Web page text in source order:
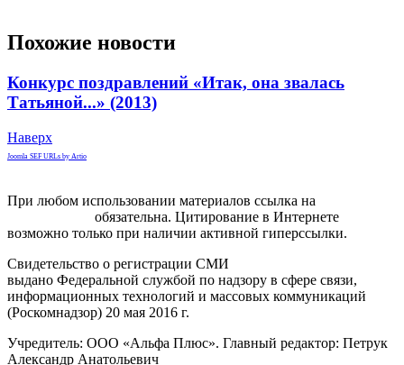
Похожие новости
Конкурс поздравлений «Итак, она звалась
Татьяной...» (2013)
Наверх
Joomla SEF URLs by Artio
При любом использовании материалов ссылка на
обязательна. Цитирование в Интернете
возможно только при наличии активной гиперссылки.
Свидетельство о регистрации СМИ
выдано Федеральной службой по надзору в сфере связи,
информационных технологий и массовых коммуникаций
(Роскомнадзор) 20 мая 2016 г.
Учредитель: ООО «Альфа Плюс». Главный редактор: Петрук
Александр Анатольевич